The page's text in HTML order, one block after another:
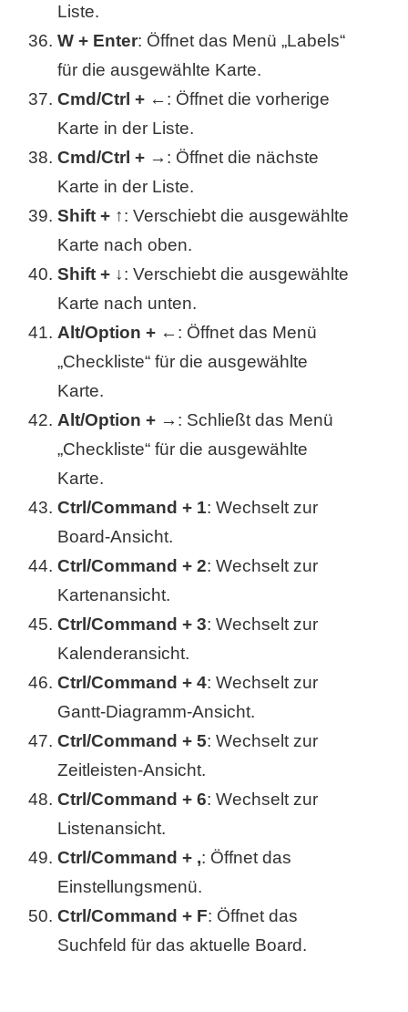
Liste.
W + Enter: Öffnet das Menü „Labels“
für die ausgewählte Karte.
Cmd/Ctrl + ←: Öffnet die vorherige
Karte in der Liste.
Cmd/Ctrl + → : Öffnet die nächste
Karte in der Liste.
Shift + ↑: Verschiebt die ausgewählte
Karte nach oben.
Shift + ↓: Verschiebt die ausgewählte
Karte nach unten.
Alt/Option + ←: Öffnet das Menü
„Checkliste“ für die ausgewählte
Karte.
Alt/Option + → : Schließt das Menü
„Checkliste“ für die ausgewählte
Karte.
Ctrl/Command + 1: Wechselt zur
Board-Ansicht.
Ctrl/Command + 2: Wechselt zur
Kartenansicht.
Ctrl/Command + 3: Wechselt zur
Kalenderansicht.
Ctrl/Command + 4: Wechselt zur
Gantt-Diagramm-Ansicht.
Ctrl/Command + 5: Wechselt zur
Zeitleisten-Ansicht.
Ctrl/Command + 6: Wechselt zur
Listenansicht.
Ctrl/Command + ,: Öffnet das
Einstellungsmenü.
Ctrl/Command + F: Öffnet das
Suchfeld für das aktuelle Board.